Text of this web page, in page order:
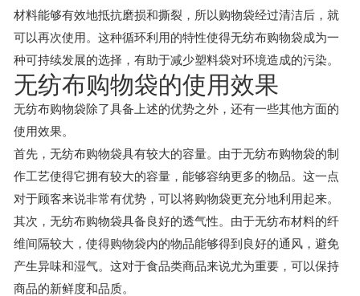
材料能够有效地抵抗磨损和撕裂，所以购物袋经过清洁后，就
可以再次使用。这种循环利用的特性使得无纺布购物袋成为一
种可持续发展的选择，有助于减少塑料袋对环境造成的污染。
无纺布购物袋的使用效果
无纺布购物袋除了具备上述的优势之外，还有一些其他方面的
使用效果。
首先，无纺布购物袋具有较大的容量。由于无纺布购物袋的制
作工艺使得它拥有较大的容量，能够容纳更多的物品。这一点
对于顾客来说非常有优势，可以将购物袋更充分地利用起来。
其次，无纺布购物袋具备良好的透气性。由于无纺布材料的纤
维间隔较大，使得购物袋内的物品能够得到良好的通风，避免
产生异味和湿气。这对于食品类商品来说尤为重要，可以保持
商品的新鲜度和品质。